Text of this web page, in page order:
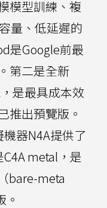
模型訓練、複
量、低延遲的
是Google前最
第二是全新
是最具成本效
推出預覽版。
器N4A提供了
metal，是
bare-meta